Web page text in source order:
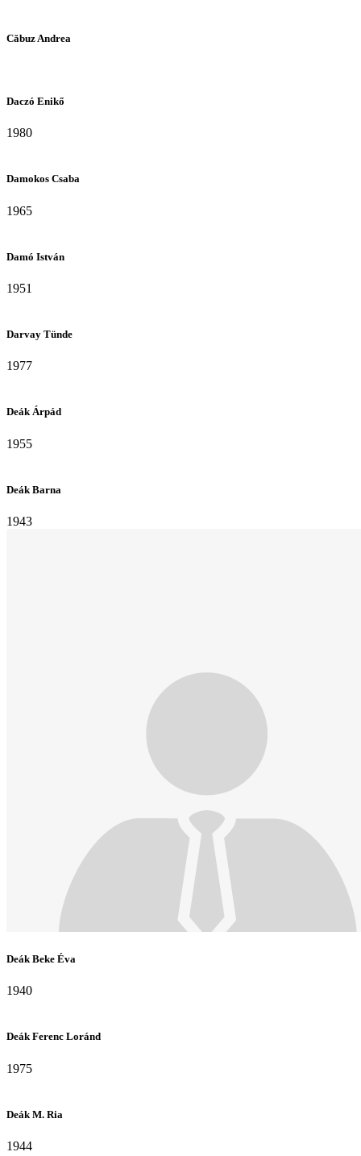
Căbuz Andrea
Daczó Enikő
1980
Damokos Csaba
1965
Damó István
1951
Darvay Tünde
1977
Deák Árpád
1955
Deák Barna
1943
Deák Beke Éva
1940
Deák Ferenc Loránd
1975
Deák M. Ria
1944